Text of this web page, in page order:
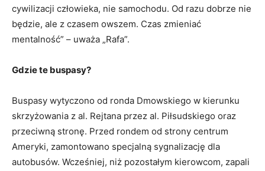
cywilizacji człowieka, nie samochodu. Od razu dobrze nie
będzie, ale z czasem owszem. Czas zmieniać
mentalność” – uważa „Rafa”.
Gdzie te buspasy?
Buspasy wytyczono od ronda Dmowskiego w kierunku
skrzyżowania z al. Rejtana przez al. Piłsudskiego oraz
przeciwną stronę. Przed rondem od strony centrum
Ameryki, zamontowano specjalną sygnalizację dla
autobusów. Wcześniej, niż pozostałym kierowcom, zapali